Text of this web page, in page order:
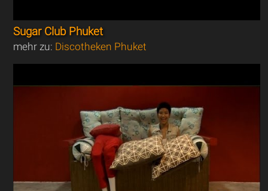
Sugar Club Phuket
mehr zu: Discotheken Phuket